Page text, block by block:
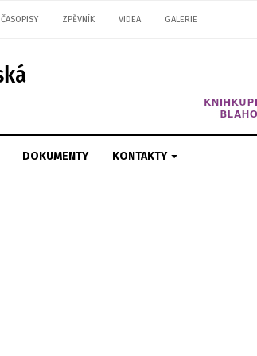
ČASOPISY ZPĚVNÍK VIDEA GALERIE
DOKUMENTY KONTAKTY